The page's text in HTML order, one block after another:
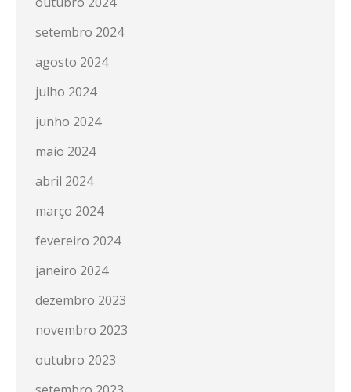
setembro 2024
agosto 2024
julho 2024
junho 2024
maio 2024
abril 2024
março 2024
fevereiro 2024
janeiro 2024
dezembro 2023
novembro 2023
outubro 2023